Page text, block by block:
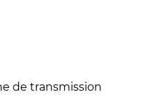
de transmission